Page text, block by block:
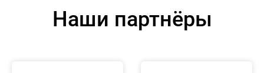
Наши партнёры